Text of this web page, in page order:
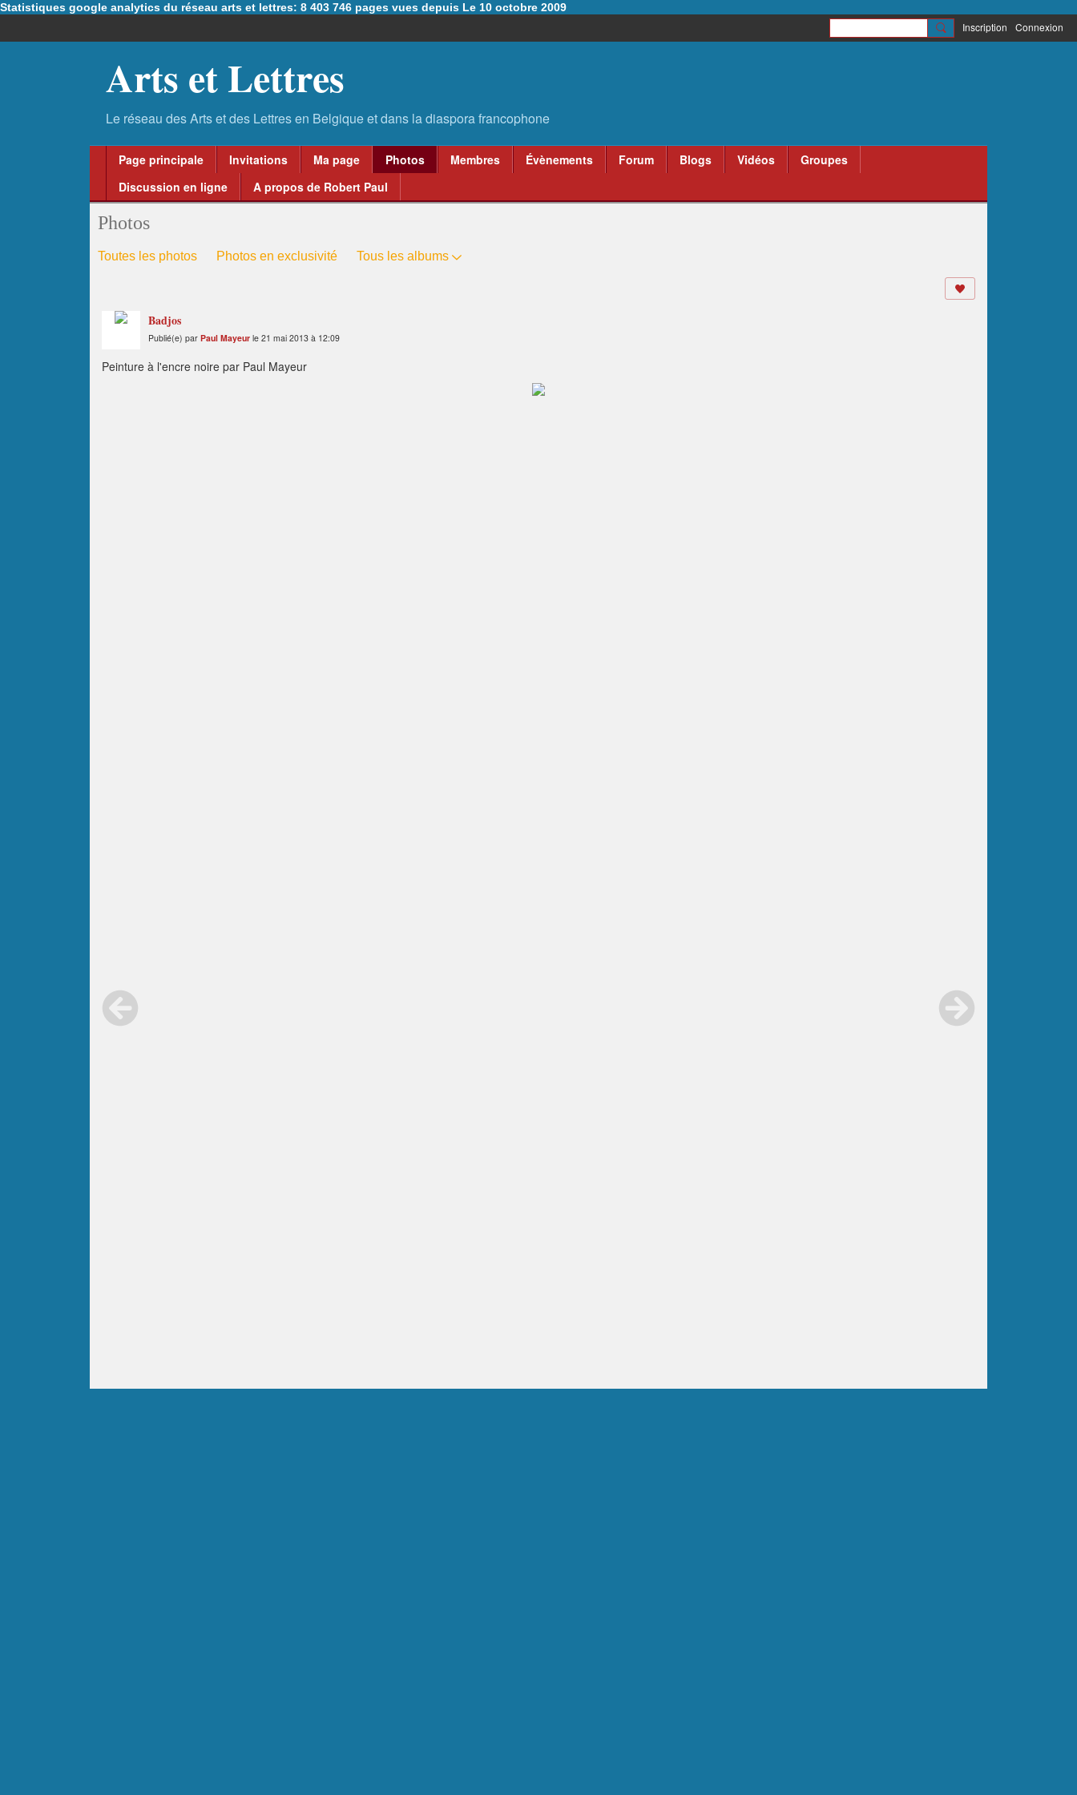
Statistiques google analytics du réseau arts et lettres: 8 403 746 pages vues depuis Le 10 octobre 2009
Inscription Connexion
Arts et Lettres
Page principale Invitations Ma page Photos Membres Évènements Forum Blogs Vidéos
Groupes
Discussion en ligne
A propos de Robert Paul
Photos
Toutes les photos Photos en exclusivité Tous les albums
Badjos
Publié(e) par Paul Mayeur le 21 mai 2013 à 12:09
Peinture à l'encre noire par Paul Mayeur